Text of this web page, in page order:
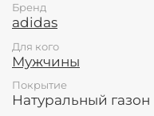
Бренд
adidas
Для кого
Мужчины
Покрытие
Натуральный газон